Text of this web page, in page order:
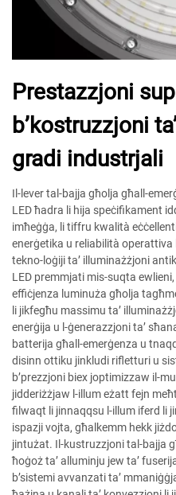
Prestazzjoni
b’kostruzzjoni
gradi industrjali
Il-lever tal-bajja għolja għall-
LED ħadra li hija speċifikament
imħeġġa, li tiffru kwalità
enerġetika u reliabilità
tekno-loġiji ta’ illuminażżjoni
LED premmjati mis-suqta
effiċjenza luminuża għolja
li jikfegħu massimu ta’
enerġija u l-ġenerazzjoni ta’
batterija għall-emerġenza u
disinn ottiku jinkludi rifletturi u
b’prezzjoni biex joptimizzaw il-
jidderiżżjaw l-illum eżatt fejn
filwaqt li jinnaqqsu l-illum iferd li
ispazji vojta, għalkemm hekk
jintużat. Il-kustruzzjoni tal-bajja
ħoġoż ta’ alluminju jew ta’
b’sistemi avvanzati ta’